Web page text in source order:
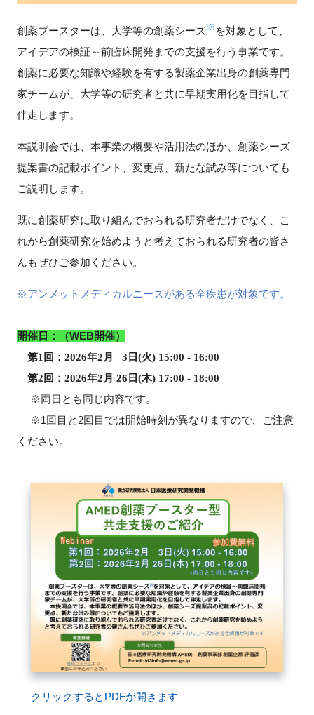
特別会員
施設・アクセス
創薬ブースターは、大学等の創薬シーズ※ を対象として、
アイデアの検証～前臨床開発までの支援を行う事業です。
創薬に必要な知識や経験を有する製薬企業出身の創薬専門
家チームが、大学等の研究者と共に早期実用化を目指して
伴走します。
本説明会では、本事業の概要や活用法のほか、創薬シーズ
提案書の記載ポイント、変更点、新たな試み等についても
ご説明します。
既に創薬研究に取り組んでおられる研究者だけでなく、こ
れから創薬研究を始めようと考えておられる研究者の皆さ
んもぜひご参加ください。
※アンメットメディカルニーズがある全疾患が対象です。
開催日：（WEB開催）
第1 回： 2026年2 月 3 日(火) 15:00 - 16:00
第2 回： 2026年2 月 26 日(木) 17:00 - 18:00
※両日とも同じ内容です。
※1回目と2回目では開始時刻が異なりますので、ご注意
ください。
クリックするとPDFが開きます